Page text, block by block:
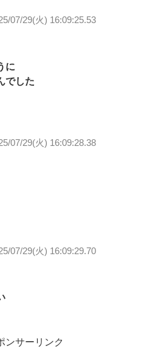
07/29(火) 16:09:25.53
に
でした
07/29(火) 16:09:28.38
07/29(火) 16:09:29.70
ンサーリンク